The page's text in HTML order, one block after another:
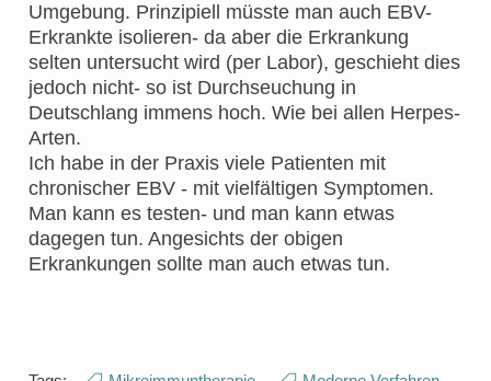
Umgebung. Prinzipiell müsste man auch EBV-
Erkrankte isolieren- da aber die Erkrankung
selten untersucht wird (per Labor), geschieht dies
jedoch nicht- so ist Durchseuchung in
Deutschlang immens hoch. Wie bei allen Herpes-
Arten.
Ich habe in der Praxis viele Patienten mit
chronischer EBV - mit vielfältigen Symptomen.
Man kann es testen- und man kann etwas
dagegen tun. Angesichts der obigen
Erkrankungen sollte man auch etwas tun.